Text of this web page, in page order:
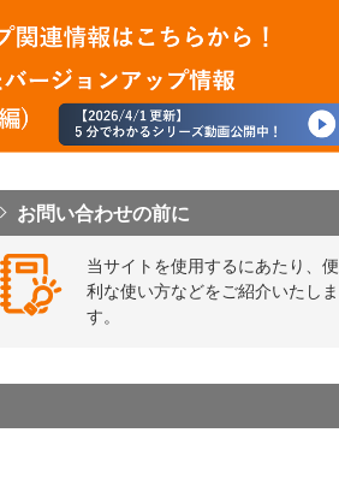
お問い合わせの前に
当サイトを使用するにあたり、便
利な使い方などをご紹介いたしま
す。